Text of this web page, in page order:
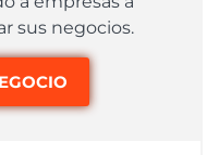
sus negocios.